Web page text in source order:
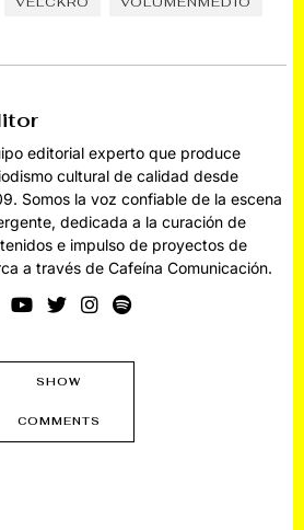
editorial experto que produce
cultural de calidad desde
Somos la voz confiable de la escena
dedicada a la curación de
e impulso de proyectos de
a través de Cafeína Comunicación.
SHOW
COMMENTS